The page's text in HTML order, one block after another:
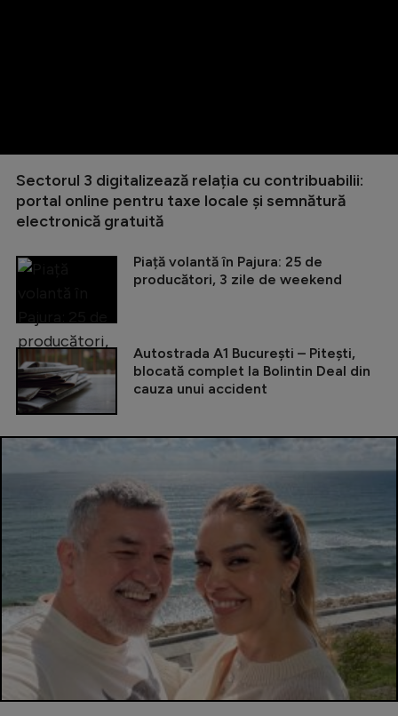
Sectorul 3 digitalizează relația cu contribuabilii:
portal online pentru taxe locale și semnătură
electronică gratuită
Piață volantă în Pajura: 25 de
producători, 3 zile de weekend
Autostrada A1 București – Pitești,
blocată complet la Bolintin Deal din
cauza unui accident